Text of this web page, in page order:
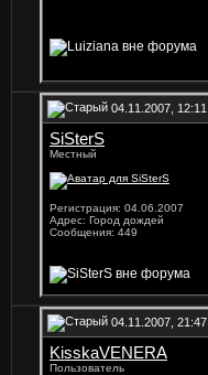
04.11.2007, 12:11
SiSterS
Местный
Регистрация: 04.06.2007
Адрес: Город дождей
Сообщения: 449
04.11.2007, 21:47
KisskaVENERA
Пользователь